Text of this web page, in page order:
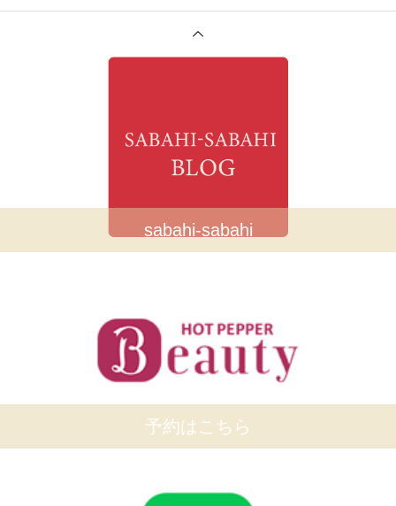
sabahi-sabahi
予約はこちら